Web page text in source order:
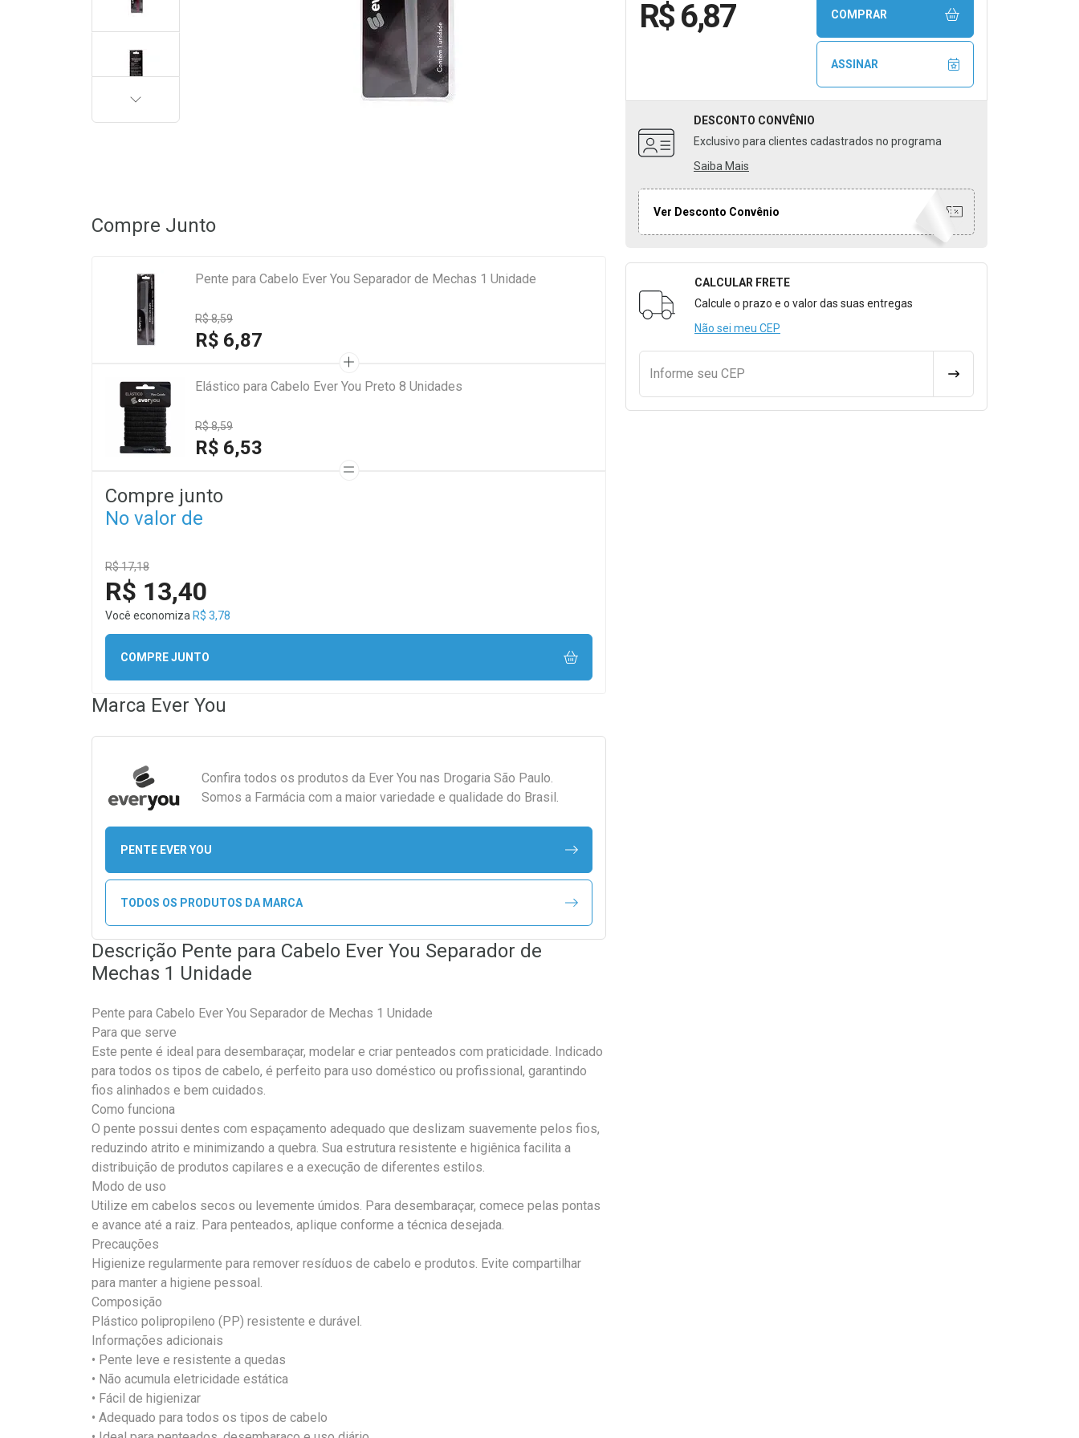
R$ 6,87 COMPRAR
ASSINAR
DESCONTO CONVÊNIO
Exclusivo para clientes cadastrados no programa
Saiba Mais
Ver Desconto Convênio
Formulário para Calcular o Frete
CALCULAR FRETE
Calcule o prazo e o valor das suas entregas
Não sei meu CEP
Informe seu CEP CALCULAR FRETE
PRÓXIMA
Compre Junto
Pente para Cabelo Ever You Separador de Mechas 1 Unidade
R$ 8,59
R$ 6,87
Elástico para Cabelo Ever You Preto 8 Unidades
R$ 8,59
R$ 6,53
Compre junto
No valor de
R$ 17,18
R$ 13,40
Você economiza R$ 3,78
COMPRE JUNTO
Marca Ever You
Confira todos os produtos da Ever You nas Drogaria São Paulo.
Somos a Farmácia com a maior variedade e qualidade do Brasil.
PENTE EVER YOU
TODOS OS PRODUTOS DA MARCA
Descrição Pente para Cabelo Ever You Separador de
Mechas 1 Unidade
Pente para Cabelo Ever You Separador de Mechas 1 Unidade
Para que serve
Este pente é ideal para desembaraçar, modelar e criar penteados com praticidade. Indicado
para todos os tipos de cabelo, é perfeito para uso doméstico ou profissional, garantindo
fios alinhados e bem cuidados.
Como funciona
O pente possui dentes com espaçamento adequado que deslizam suavemente pelos fios,
reduzindo atrito e minimizando a quebra. Sua estrutura resistente e higiênica facilita a
distribuição de produtos capilares e a execução de diferentes estilos.
Modo de uso
Utilize em cabelos secos ou levemente úmidos. Para desembaraçar, comece pelas pontas
e avance até a raiz. Para penteados, aplique conforme a técnica desejada.
Precauções
Higienize regularmente para remover resíduos de cabelo e produtos. Evite compartilhar
para manter a higiene pessoal.
Composição
Plástico polipropileno (PP) resistente e durável.
Informações adicionais
• Pente leve e resistente a quedas
• Não acumula eletricidade estática
• Fácil de higienizar
• Adequado para todos os tipos de cabelo